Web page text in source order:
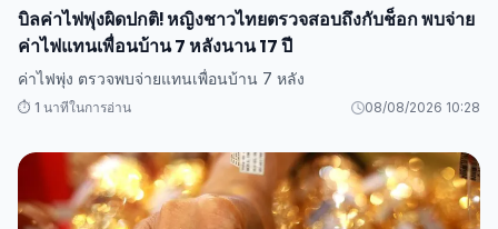
บิลค่าไฟพุ่งผิดปกติ! หญิงชาวไทยตรวจสอบถึงกับช็อก พบจ่าย
ค่าไฟแทนเพื่อนบ้าน 7 หลังนาน 17 ปี
ค่าไฟพุ่ง ตรวจพบจ่ายแทนเพื่อนบ้าน 7 หลัง
⏱️ 1 นาทีในการอ่าน 08/08/2026 10:28